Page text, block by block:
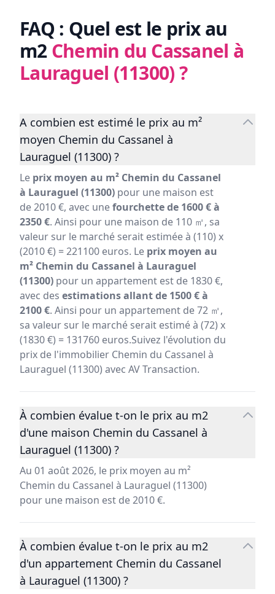
FAQ : Quel est le prix au
m2Chemin du Cassanel à
Lauraguel (11300)?
A combien est estimé le prix au m²
moyen Chemin du Cassanel à
Lauraguel (11300) ?
Le prix moyen au m² Chemin du Cassanel
à Lauraguel (11300) pour une maison est
de 2010 €, avec unefourchette de 1600 € à
2350 €. Ainsi pour une maison de 110 ㎡, sa
valeur sur le marché serait estimée à (110) x
(2010 €) = 221100 euros. Le prix moyen au
m² Chemin du Cassanel à Lauraguel
(11300) pour un appartement est de 1830 €,
avec des estimations allant de 1500 € à
2100 €. Ainsi pour un appartement de 72 ㎡,
sa valeur sur le marché serait estimé à (72) x
(1830 €) = 131760 euros.Suivez l'évolution du
prix de l'immobilier Chemin du Cassanel à
Lauraguel (11300) avec AV Transaction.
À combien évalue t-on le prix au m2
d'une maison Chemin du Cassanel à
Lauraguel (11300) ?
Au 01 août 2026, le prix moyen au m²
Chemin du Cassanel à Lauraguel (11300)
pour une maison est de 2010 €.
À combien évalue t-on le prix au m2
d'un appartement Chemin du Cassanel
à Lauraguel (11300) ?